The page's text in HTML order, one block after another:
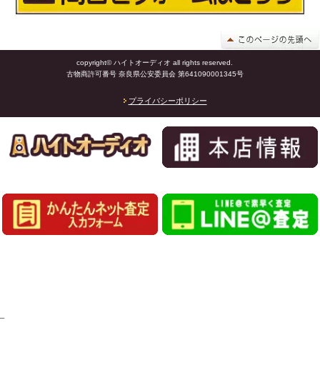
copyright© ハイトオーディオ all rights reserved.
古物商許可番号 奈良県公安委員会 第641090001345号
プライバシーポリシー